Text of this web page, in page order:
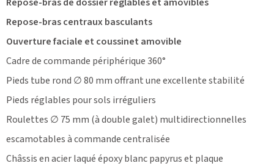
Repose-bras centraux basculants
Ouverture faciale et coussinet amovible
Cadre de commande périphérique 360°
Pieds tube rond ∅ 80 mm offrant une excellente stabilité
Pieds réglables pour sols irréguliers
Roulettes ∅ 75 mm (à double galet) multidirectionnelles
escamotables à commande centralisée
Châssis en acier laqué époxy blanc papyrus et plaque